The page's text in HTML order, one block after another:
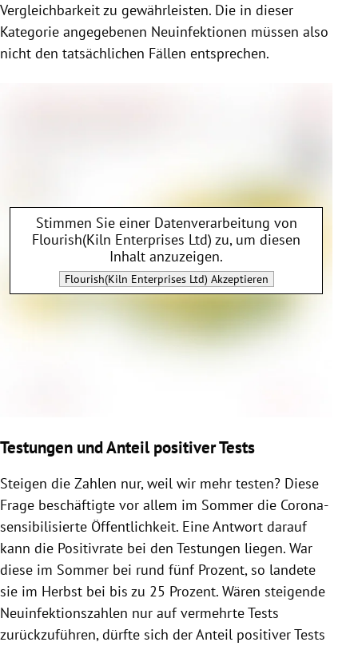
Vergleichbarkeit zu gewährleisten. Die in dieser
Kategorie angegebenen Neuinfektionen müssen also
nicht den tatsächlichen Fällen entsprechen.
Stimmen Sie einer Datenverarbeitung von
Flourish(Kiln Enterprises Ltd) zu, um diesen
Inhalt anzuzeigen.
Flourish(Kiln Enterprises Ltd) Akzeptieren
Testungen und Anteil positiver Tests
Steigen die Zahlen nur, weil wir mehr testen? Diese
Frage beschäftigte vor allem im Sommer die Corona-
sensibilisierte Öffentlichkeit. Eine Antwort darauf
kann die Positivrate bei den Testungen liegen. War
diese im Sommer bei rund fünf Prozent, so landete
sie im Herbst bei bis zu 25 Prozent. Wären steigende
Neuinfektionszahlen nur auf vermehrte Tests
zurückzuführen, dürfte sich der Anteil positiver Tests